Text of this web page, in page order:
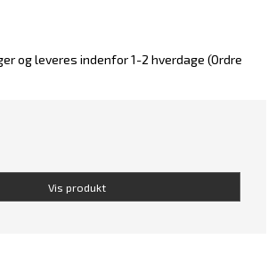
og leveres indenfor 1-2 hverdage (Ordre
Vis produkt